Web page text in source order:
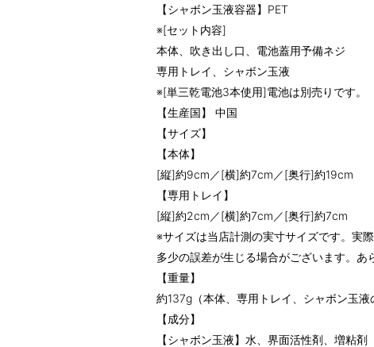
【シャボン玉液容器】PET
※[セット内容]
本体、吹き出し口、電池蓋用予備ネジ
専用トレイ、シャボン玉液
※[単三乾電池3本使用]電池は別売りです。
【生産国】 中国
【サイズ】
【本体】
[縦]約9cm／[横]約7cm／[奥行]約19cm
【専用トレイ】
[縦]約2cm／[横]約7cm／[奥行]約7cm
※サイズは当店計測の実寸サイズです。実
多少の誤差が生じる場合がございます。あ
【重量】
約137g（本体、専用トレイ、シャボン玉液
【成分】
【シャボン玉液】水、界面活性剤、増粘剤